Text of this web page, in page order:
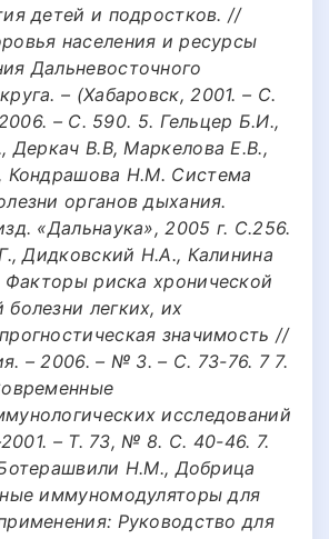
детей и подростков. //
населения и ресурсы
Дальневосточного
– (Хабаровск, 2001. – С.
– C. 590. 5. Гельцер Б.И.,
Деркач В.В, Маркелова Е.В.,
Кондрашова Н.М. Система
органов дыхания.
«Дальнаука», 2005 г. С.256.
Дидковский Н.А., Калинина
риска хронической
болезни легких, их
значимость //
– 2006. – № 3. – С. 73-76. 7 7.
исследований
– Т. 73, № 8. С. 40-46. 7.
Н.М., Добрица
иммуномодуляторы для
Руководство для